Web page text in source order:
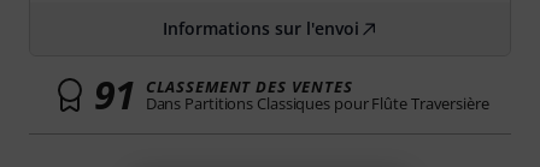
Informations sur l'envoi
91 CLASSEMENT DES VENTES
Dans Partitions Classiques pour Flûte Traversière